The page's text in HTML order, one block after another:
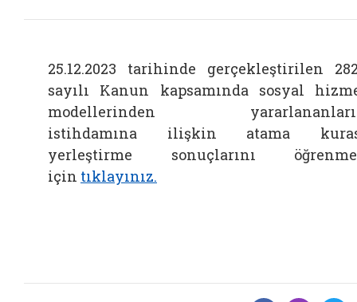
25.12.2023 tarihinde gerçekleştirilen
sayılı Kanun kapsamında sosyal
modellerinden
istihdamına ilişkin atama
yerleştirme sonuçlarını
için tıklayınız.